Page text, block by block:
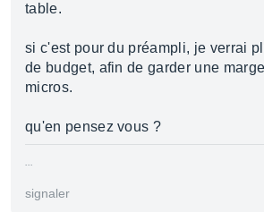
table.
si c'est pour du préampli, je verrai
de budget, afin de garder une
micros.
qu'en pensez vous ?
...
signaler